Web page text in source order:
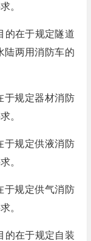
。
的在于规定隧道
陆两用消防车的
规定器材消防
。
规定供液消防
。
规定供气消防
。
的在于规定自装